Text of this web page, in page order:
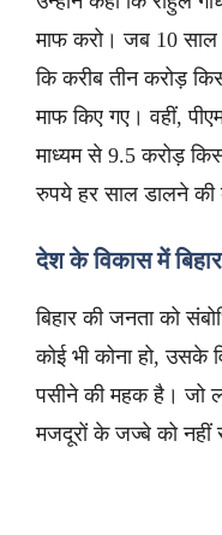
माफ करो। जब 10 साल
कि करीब तीन करोड़
माफ किए गए। वहीं,
माध्यम से 9.5 करोड़
रुपये हर साल डालने की
देश के विकास में
बिहार की जनता को
कोई भी कोना हो, उसके
पसीने की महक है। जो
मजदूरों के जज्बे को नहीं